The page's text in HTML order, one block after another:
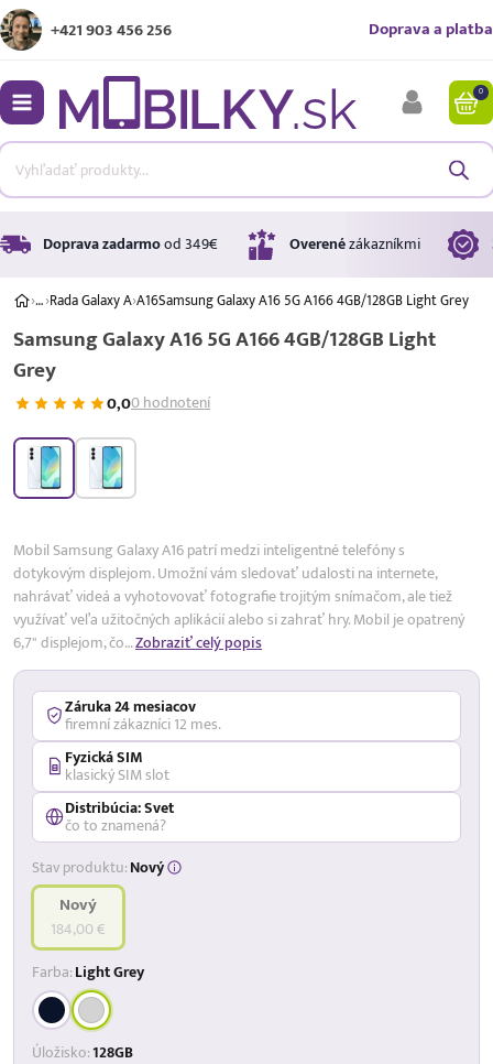
+421 903 456 256 Doprava a platba
0
Doprava zadarmood 349€ Overenézákazníkmi
›…›Rada Galaxy A›A16Samsung Galaxy A16 5G A166 4GB/128GB Light Grey
Samsung Galaxy A16 5G A166 4GB/128GB Light
Grey
0,00 hodnotení
A A ↑
Úrok
17,99 %
Mobil Samsung Galaxy A16 patrí medzi inteligentné telefóny s
dotykovým displejom. Umožní vám sledovať udalosti na internete,
nahrávať videá a vyhotovovať fotografie trojitým snímačom, ale tiež
využívať veľa užitočných aplikácií alebo si zahrať hry. Mobil je opatrený
6,7" displejom, čo…Zobraziť celý popis
Záruka 24 mesiacov
firemní zákazníci 12 mes.
Fyzická SIM
klasický SIM slot
Distribúcia: Svet
čo to znamená?
Stav produktu:Nový
Nový
184,00 €
Farba:Light Grey
Úložisko:128GB